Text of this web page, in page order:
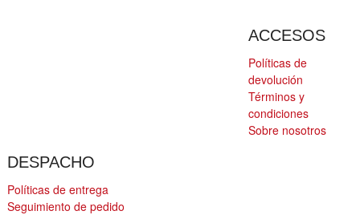
ACCESOS
Políticas de
devolución
Términos y
condiciones
Sobre nosotros
DESPACHO
Políticas de entrega
Seguimiento de pedido